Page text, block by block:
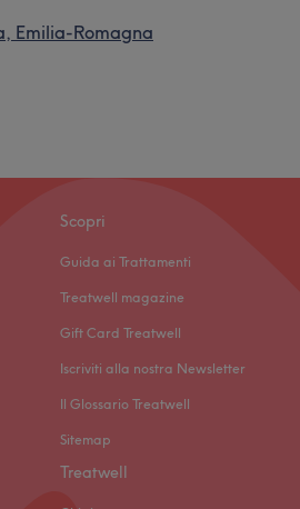
Emilia-Romagna
Scopri
Guida ai Trattamenti
Treatwell magazine
Gift Card Treatwell
Iscriviti alla nostra Newsletter
Il Glossario Treatwell
Sitemap
Treatwell